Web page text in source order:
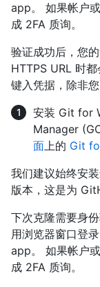
app。 如果帐户
成 2FA 质询。
验证成功后，您
HTTPS URL 时
键入凭据，除非您
安装 Git for
Manager
面上的 Git
我们建议始终安
版本，这是为
下次克隆需要身
用浏览器窗口登
app。 如果帐户
成 2FA 质询。